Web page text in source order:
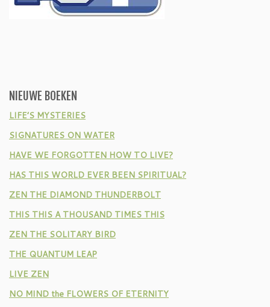
NIEUWE BOEKEN
LIFE’S MYSTERIES
SIGNATURES ON WATER
HAVE WE FORGOTTEN HOW TO LIVE?
HAS THIS WORLD EVER BEEN SPIRITUAL?
ZEN THE DIAMOND THUNDERBOLT
THIS THIS A THOUSAND TIMES THIS
ZEN THE SOLITARY BIRD
THE QUANTUM LEAP
LIVE ZEN
NO MIND the FLOWERS OF ETERNITY